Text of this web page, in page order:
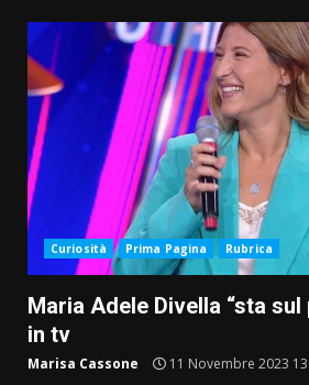
Curiosità Prima Pagina Rubrica
Maria Adele Divella “sta sul
in tv
Marisa Cassone 11 Novembre 2023